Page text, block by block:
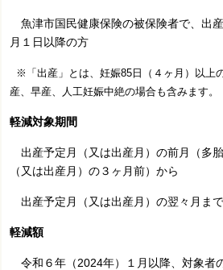
魚津市国民健康保険の被保険者で、出
月１日以降の方
※「出産」とは、妊娠85日（４ヶ月）以上
産、早産、人工妊娠中絶の場合も含みます。
軽減対象期間
出産予定月（又は出産月）の前月（多
（又は出産月）の３ヶ月前）から
出産予定月（又は出産月）の翌々月ま
軽減額
令和６年（2024年）１月以降、対象者